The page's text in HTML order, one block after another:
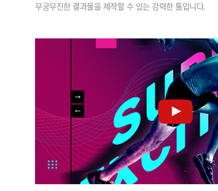
무궁무진한 결과물을 제작할 수 있는 강력한 툴입니다.